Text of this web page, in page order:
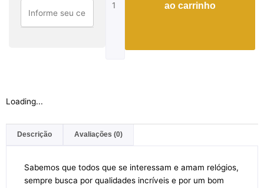
ao carrinho
Loading...
Descrição Avaliações (0)
Sabemos que todos que se interessam e amam relógios,
sempre busca por qualidades incríveis e por um bom